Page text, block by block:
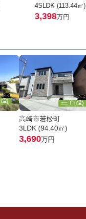
4SLDK (113.44㎡)
3,398万円
高崎市若松町
3LDK (94.40㎡)
3,690万円